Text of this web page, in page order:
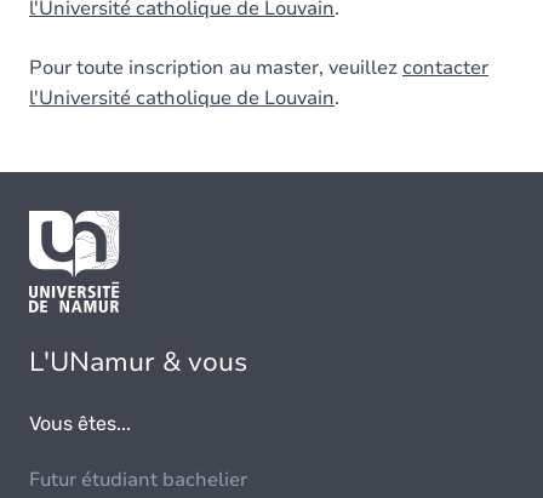
l'Université catholique de Louvain.
Pour toute inscription au master, veuillez contacter
l'Université catholique de Louvain.
L'UNamur & vous
Vous êtes...
Futur étudiant bachelier